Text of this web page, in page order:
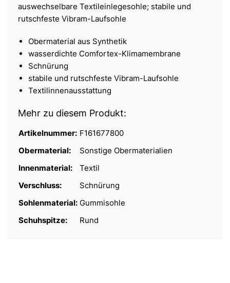
auswechselbare Textileinlegesohle; stabile und
rutschfeste Vibram-Laufsohle
Obermaterial aus Synthetik
wasserdichte Comfortex-Klimamembrane
Schnürung
stabile und rutschfeste Vibram-Laufsohle
Textilinnenausstattung
Mehr zu diesem Produkt:
Artikelnummer: F161677800
Obermaterial:
Sonstige Obermaterialien
Innenmaterial:
Textil
Verschluss:
Schnürung
Sohlenmaterial: Gummisohle
Schuhspitze:
Rund